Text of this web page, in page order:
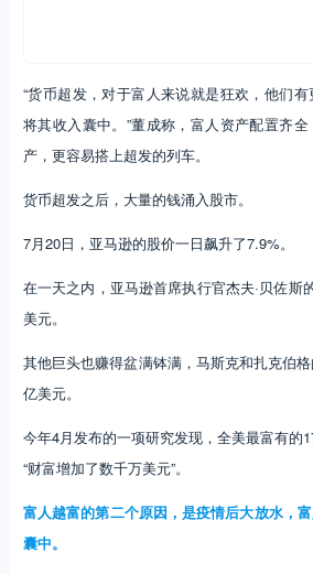
“货币超发，对于富人来说就是狂欢，他们
将其收入囊中。”董成称，富人资产配置齐
产，更容易搭上超发的列车。
货币超发之后，大量的钱涌入股市。
7月20日，亚马逊的股价一日飙升了7.9%。
在一天之内，亚马逊首席执行官杰夫·贝佐斯
美元。
其他巨头也赚得盆满钵满，马斯克和扎克伯
亿美元。
今年4月发布的一项研究发现，全美最富有的
“财富增加了数千万美元”。
富人越富的第二个原因，是疫情后大放水，
囊中。